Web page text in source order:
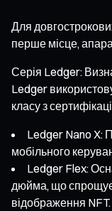
Для
перше місце,
Серія Ledger:
Ledger
класу з
Ledger Nano X:
мобільного
Ledger Flex:
дюйма, що спрощує
відображення NFT.